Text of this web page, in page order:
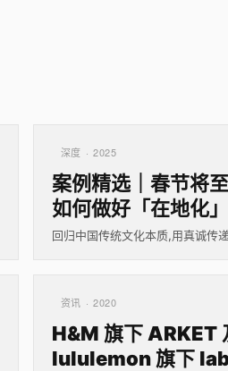
深度 · 2025
案例精选｜春节将
如何做好「在地化」
回归中国传统文化本质,用真诚传递
资讯 · 2020
H&M 旗下 ARKET
lululemon 旗下 lab